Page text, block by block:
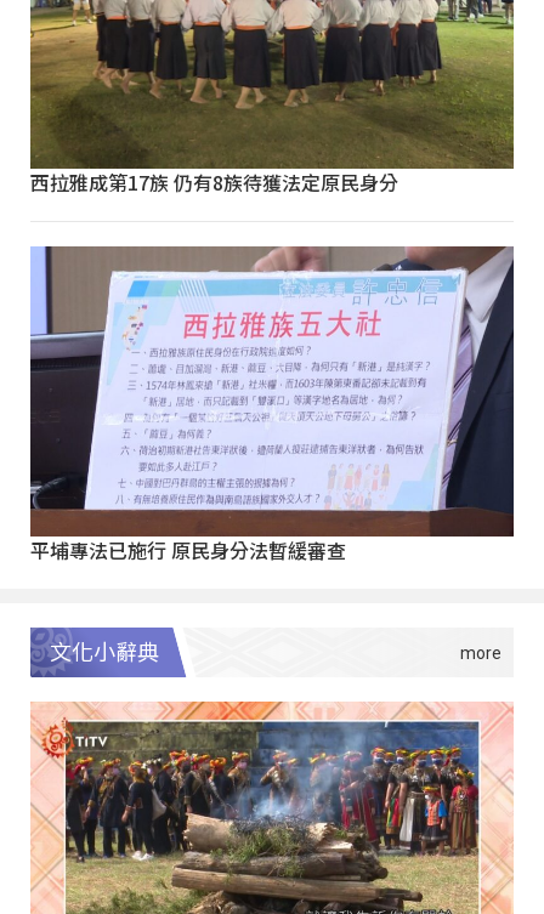
西拉雅成第17族 仍有8族待獲法定原民身分
平埔專法已施行 原民身分法暫緩審查
文化小辭典